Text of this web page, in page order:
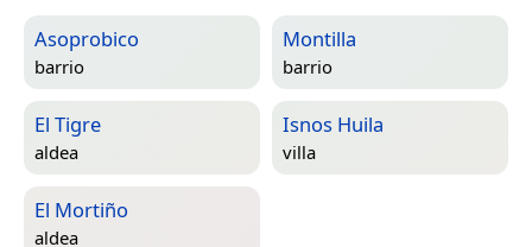
Asoprobico
barrio
Montilla
barrio
El Tigre
aldea
Isnos Huila
villa
El Mortiño
aldea